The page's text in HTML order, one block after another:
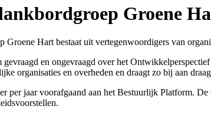
Groene
Hart bestaat uit vertegenwoordigers van
en ongevraagd over het
organisaties en overheden en draagt zo bij aan
per jaar voorafgaand aan het Bestuurlijk Platform.